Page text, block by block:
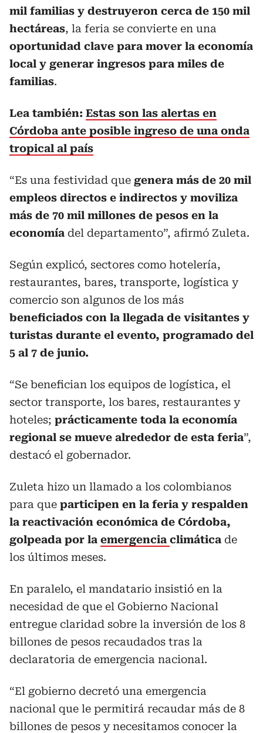
mil familias y destruyeron cerca de 150 mil
hectáreas, la feria se convierte en una
oportunidad clave para mover la economía
local y generar ingresos para miles de
familias.
Lea también: Estas son las alertas en
Córdoba ante posible ingreso de una onda
tropical al país
“Es una festividad que genera más de 20 mil
empleos directos e indirectos y moviliza
más de 70 mil millones de pesos en la
economía del departamento”, afirmó Zuleta.
Según explicó, sectores como hotelería,
restaurantes, bares, transporte, logística y
comercio son algunos de los más
beneficiados con la llegada de visitantes y
turistas durante el evento, programado del
5 al 7 de junio.
“Se benefician los equipos de logística, el
sector transporte, los bares, restaurantes y
hoteles; prácticamente toda la economía
regional se mueve alrededor de esta feria”,
destacó el gobernador.
Zuleta hizo un llamado a los colombianos
para que participen en la feria y respalden
la reactivación económica de Córdoba,
golpeada por la emergencia climática de
los últimos meses.
En paralelo, el mandatario insistió en la
necesidad de que el Gobierno Nacional
entregue claridad sobre la inversión de los 8
billones de pesos recaudados tras la
declaratoria de emergencia nacional.
“El gobierno decretó una emergencia
nacional que le permitirá recaudar más de 8
billones de pesos y necesitamos conocer la